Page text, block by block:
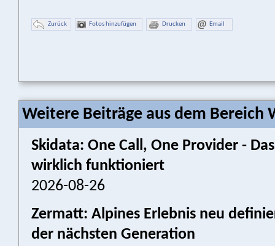
Zurück Fotos hinzufügen Drucken Email
Weitere Beiträge aus dem Bereich
Skidata: One Call, One Provider -
wirklich funktioniert
2026-08-26
Zermatt: Alpines Erlebnis neu
der nächsten Generation